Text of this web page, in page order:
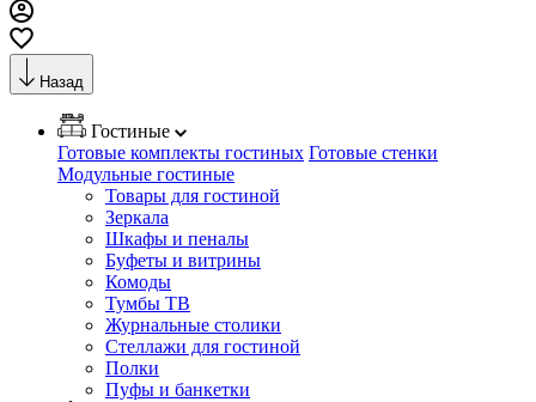
Назад
Гостиные
Готовые комплекты гостиных Готовые стенки
Модульные гостиные
Товары для гостиной
Зеркала
Шкафы и пеналы
Буфеты и витрины
Комоды
Тумбы ТВ
Журнальные столики
Стеллажи для гостиной
Полки
Пуфы и банкетки